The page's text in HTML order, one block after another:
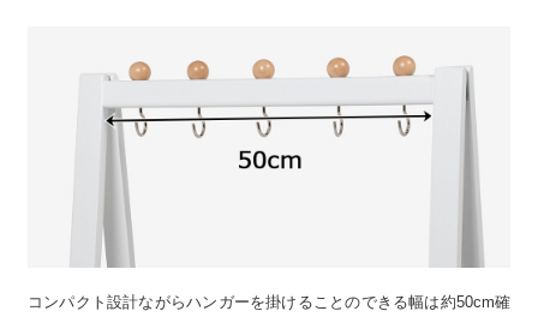
コンパクト設計ながらハンガーを掛けることのできる幅は約50cm確